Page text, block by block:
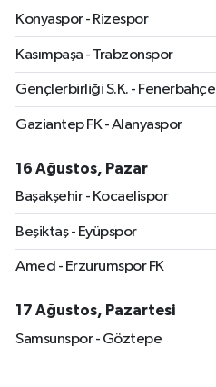
Konyaspor - Rizespor
Kasımpaşa - Trabzonspor
Gençlerbirliği S.K. - Fenerbahçe
Gaziantep FK - Alanyaspor
16 Ağustos, Pazar
Başakşehir - Kocaelispor
Beşiktaş - Eyüpspor
Amed - Erzurumspor FK
17 Ağustos, Pazartesi
Samsunspor - Göztepe